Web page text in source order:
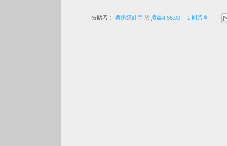
張貼者： 樂透統計學 於 凌晨4:56:00 1 則留言: